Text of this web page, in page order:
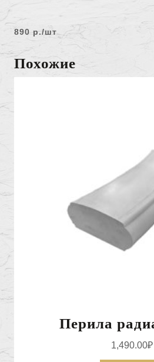
890 р./шт
Похожие
Перила
1,490.00₽